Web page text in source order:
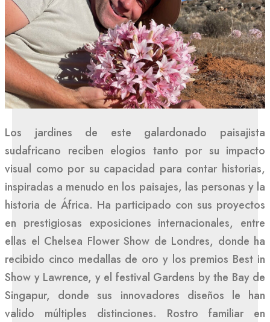
Los jardines de este galardonado paisajista
sudafricano reciben elogios tanto por su impacto
visual como por su capacidad para contar historias,
inspiradas a menudo en los paisajes, las personas y la
historia de África. Ha participado con sus proyectos
en prestigiosas exposiciones internacionales, entre
ellas el Chelsea Flower Show de Londres, donde ha
recibido cinco medallas de oro y los premios Best in
Show y Lawrence, y el festival Gardens by the Bay de
Singapur, donde sus innovadores diseños le han
valido múltiples distinciones. Rostro familiar en